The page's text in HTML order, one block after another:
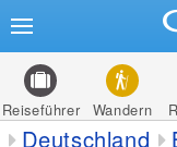
Reiseführer Wandern
Deutschland